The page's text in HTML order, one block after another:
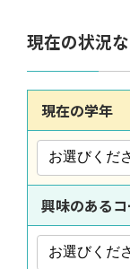
現在の状況
現在の学年
興味のある